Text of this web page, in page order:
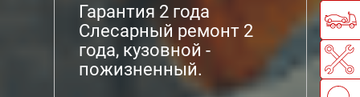
Гарантия 2 года
Слесарный ремонт 2
года, кузовной -
пожизненный.